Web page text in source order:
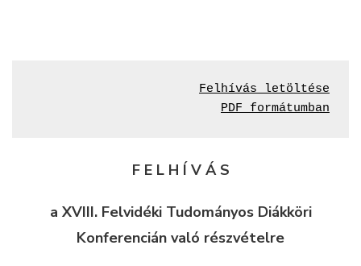
Felhívás letöltése
PDF formátumban
F E L H Í V Á S
a XVIII. Felvidéki Tudományos Diákköri
Konferencián való részvételre